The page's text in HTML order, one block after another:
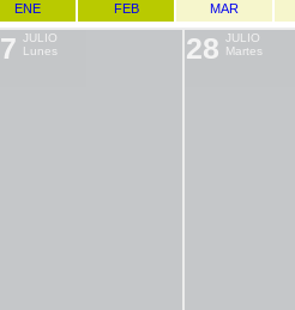
ENE FEB MAR
JULIO
Lunes
28 JULIO
Martes